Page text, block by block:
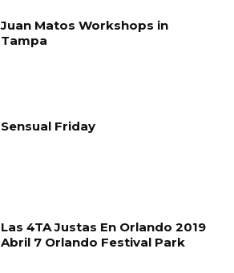
Juan Matos Workshops in
Tampa
Sensual Friday
Las 4TA Justas En Orlando 2019
Abril 7 Orlando Festival Park